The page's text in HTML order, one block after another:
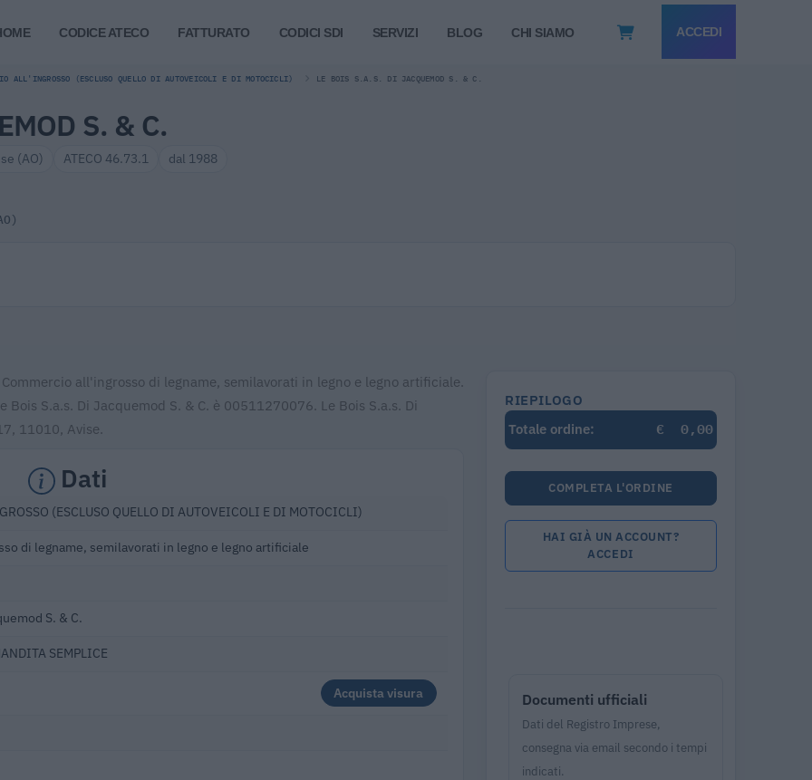
CODICE ATECO FATTURATO CODICI SDI SERVIZI BLOG CHI SIAMO ACCEDI
ALL'INGROSSO (ESCLUSO QUELLO DI AUTOVEICOLI E DI MOTOCICLI) LE BOIS S.A.S. DI JACQUEMOD S. & C.
S. & C.
(AO) ATECO 46.73.1 dal 1988
all'ingrosso di legname, semilavorati in legno e legno artificiale.
S.a.s. Di Jacquemod S. & C. è 00511270076. Le Bois S.a.s. Di
11010, Avise.
Dati
(ESCLUSO QUELLO DI AUTOVEICOLI E DI MOTOCICLI)
di legname, semilavorati in legno e legno artificiale
S. & C.
SEMPLICE
Acquista visura
RIEPILOGO
Totale ordine:
€ 0,00
COMPLETA L'ORDINE
HAI GIÀ UN ACCOUNT?
ACCEDI
Documenti ufficiali
Dati del Registro Imprese,
consegna via email secondo i tempi
indicati.